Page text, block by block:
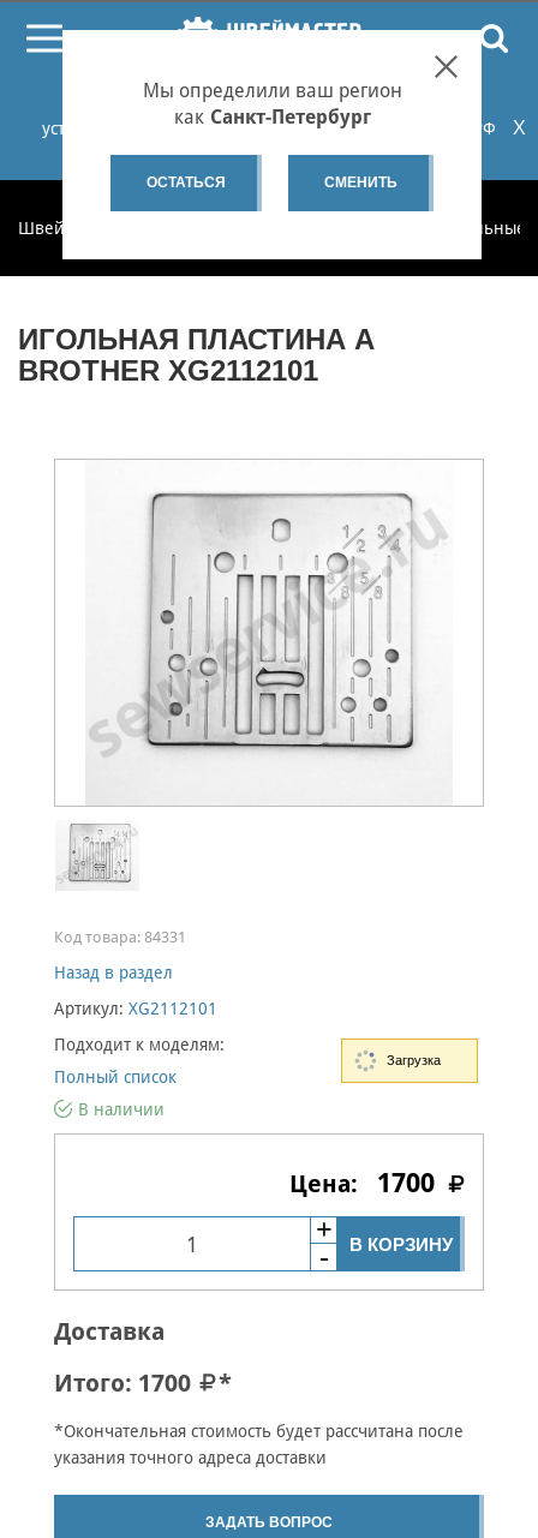
При проблемах с онлайн-оплатой заказов на сайте
установите российские сертификаты НУЦ Минцифры РФ
или используйте Яндекс.Браузер.Подробнее...
X
Мы определили ваш регион
как Санкт-Петербург
ОСТАТЬСЯ СМЕНИТЬ
Швеймастер
ИГОЛЬНАЯ ПЛАСТИНА A
BROTHER XG2112101
Код товара: 84331
Назад в раздел
Артикул: XG2112101
Подходит к моделям:
Полный список
В наличии
1700
В КОРЗИНУ
Доставка
Итого: 1700 *
*Окончательная стоимость будет рассчитана после
указания точного адреса доставки
ЗАДАТЬ ВОПРОС
Загрузка